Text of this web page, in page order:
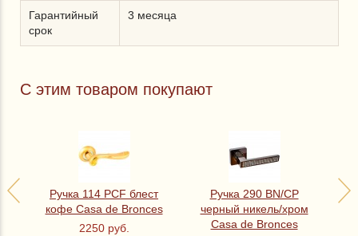
Гарантийный
срок
3 месяца
С этим товаром покупают
Ручка 114 PCF блест
кофе Casa de Bronces
2250 руб.
Ручка 290 BN/CP
черный никель/хром
Casa de Bronces